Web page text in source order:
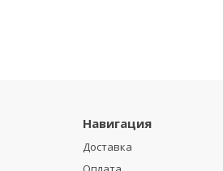
Навигация
Доставка